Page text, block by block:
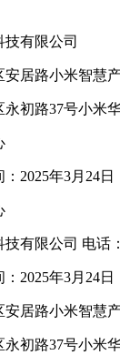
有限公司
居路小米智慧
初路37号小米
2025年3月24日
有限公司 电话
2025年3月24日
居路小米智慧
初路37号小米